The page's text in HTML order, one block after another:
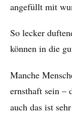
angefüllt mit
So lecker
können in die
Manche
ernsthaft sein –
auch das ist